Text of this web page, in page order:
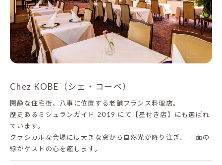
Chez KOBE（シェ・コーベ）
閑静な住宅街、八事に位置する老舗フランス料理店。
歴史あるミシュランガイド 2019 にて【星付き店】にも選ばれ
ています。
クラシカルな会場には大きな窓から自然光が降り注ぎ、
一面の
緑がゲストの心を癒します。